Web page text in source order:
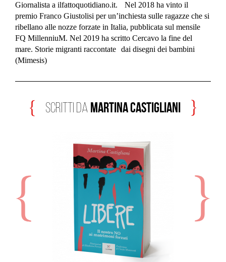
Giornalista a ilfattoquotidiano.it. Nel 2018 ha vinto il
premio Franco Giustolisi per un’inchiesta sulle ragazze che si
ribellano alle nozze forzate in Italia, pubblicata sul mensile
FQ MillenniuM. Nel 2019 ha scritto Cercavo la fine del
mare. Storie migranti raccontate dai disegni dei bambini
(Mimesis)
scritti da Martina Castigliani